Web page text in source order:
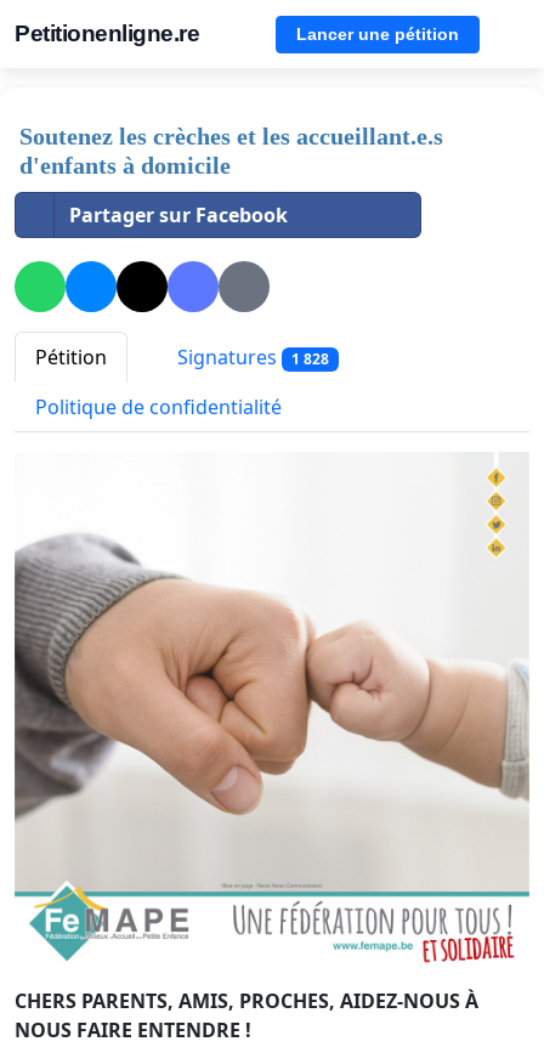
Petitionenligne.re Lancer une pétition
Soutenez les crèches et les accueillant.e.s
d'enfants à domicile
Partager sur Facebook
Pétition Signatures 1 828
Politique de confidentialité
CHERS PARENTS, AMIS, PROCHES, AIDEZ-NOUS À
NOUS FAIRE ENTENDRE !